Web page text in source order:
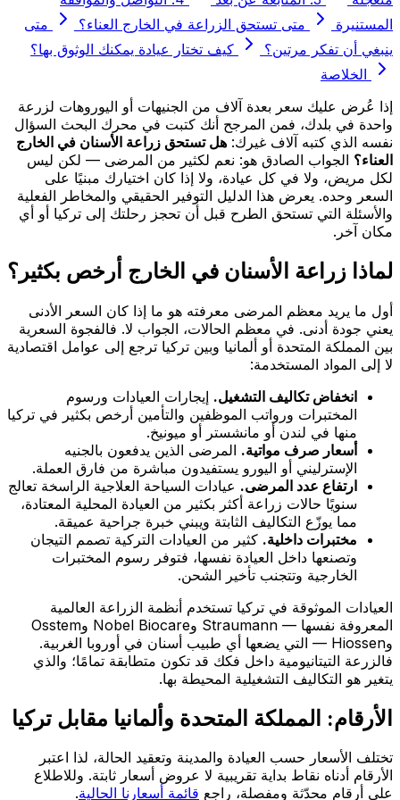
المستنيرة
متى تستحق الزراعة في الخارج العناء؟
متى
ينبغي أن تفكر مرتين؟
كيف تختار عيادة يمكنك الوثوق بها؟
الخلاصة
إذا عُرض عليك سعر بعدة آلاف من الجنيهات أو اليوروهات لزرعة
واحدة في بلدك، فمن المرجح أنك كتبت في محرك البحث السؤال
نفسه الذي كتبه آلاف غيرك: هل تستحق زراعة الأسنان في الخارج
العناء؟ الجواب الصادق هو: نعم لكثير من المرضى — لكن ليس
لكل مريض، ولا في كل عيادة، ولا إذا كان اختيارك مبنيًا على
السعر وحده. يعرض هذا الدليل التوفير الحقيقي والمخاطر الفعلية
والأسئلة التي تستحق الطرح قبل أن تحجز رحلتك إلى تركيا أو أي
مكان آخر.
لماذا زراعة الأسنان في الخارج أرخص بكثير؟
أول ما يريد معظم المرضى معرفته هو ما إذا كان السعر الأدنى
يعني جودة أدنى. في معظم الحالات، الجواب لا. فالفجوة السعرية
بين المملكة المتحدة أو ألمانيا وبين تركيا ترجع إلى عوامل اقتصادية
لا إلى المواد المستخدمة:
انخفاض تكاليف التشغيل. إيجارات العيادات ورسوم
المختبرات ورواتب الموظفين والتأمين أرخص بكثير في تركيا
منها في لندن أو مانشستر أو ميونيخ.
أسعار صرف مواتية. المرضى الذين يدفعون بالجنيه
الإسترليني أو اليورو يستفيدون مباشرة من فارق العملة.
ارتفاع عدد المرضى. عيادات السياحة العلاجية الراسخة تعالج
سنويًا حالات زراعة أكثر بكثير من العيادة المحلية المعتادة،
مما يوزّع التكاليف الثابتة ويبني خبرة جراحية عميقة.
مختبرات داخلية. كثير من العيادات التركية تصمم التيجان
وتصنعها داخل العيادة نفسها، فتوفر رسوم المختبرات
الخارجية وتتجنب تأخير الشحن.
العيادات الموثوقة في تركيا تستخدم أنظمة الزراعة العالمية
المعروفة نفسها — Straumann وNobel Biocare وOsstem
وHiossen — التي يضعها أي طبيب أسنان في أوروبا الغربية.
فالزرعة التيتانيومية داخل فكك قد تكون متطابقة تمامًا؛ والذي
يتغير هو التكاليف التشغيلية المحيطة بها.
الأرقام: المملكة المتحدة وألمانيا مقابل تركيا
تختلف الأسعار حسب العيادة والمدينة وتعقيد الحالة، لذا اعتبر
الأرقام أدناه نقاط بداية تقريبية لا عروض أسعار ثابتة. وللاطلاع
على أرقام محدّثة ومفصلة، راجع قائمة أسعارنا الحالية.